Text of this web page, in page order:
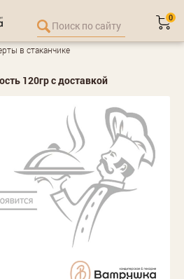
0
в стаканчике
120гр с доставкой